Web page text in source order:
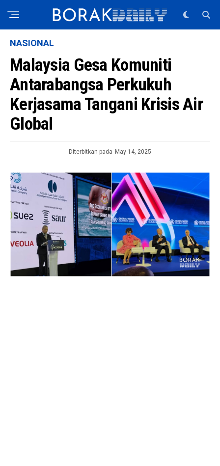
NASIONAL
Malaysia Gesa Komuniti
Antarabangsa Perkukuh
Kerjasama Tangani Krisis Air
Global
Diterbitkan pada May 14, 2025